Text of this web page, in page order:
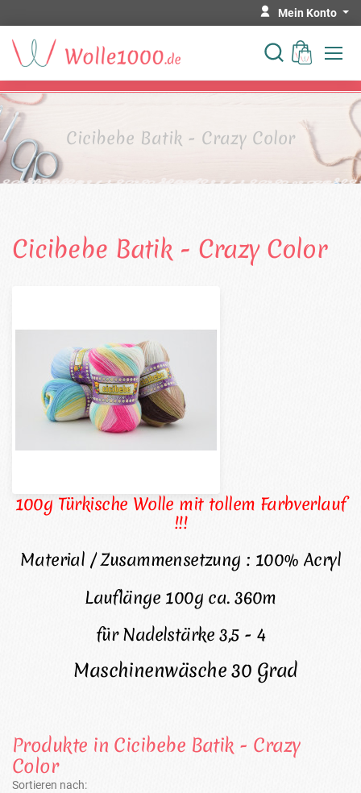
Mein Konto
Cicibebe Batik - Crazy Color
Cicibebe Batik - Crazy Color
100g Türkische Wolle mit tollem Farbverlauf
!!!
Material / Zusammensetzung : 100% Acryl
Lauflänge 100g ca. 360m
für Nadelstärke 3,5 - 4
Maschinenwäsche 30 Grad
Produkte in Cicibebe Batik - Crazy
Color
Sortieren nach: